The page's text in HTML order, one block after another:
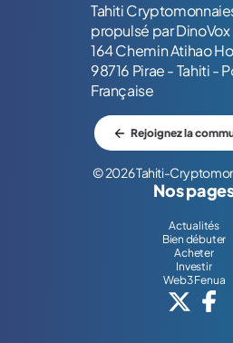
Tahiti
propulsé par DinoVox
164 Chemin Atihao
98716 Pirae - Tahiti -
Française
Rejoignez la
© 2026 Tahiti-
Nos
Actualités
Bien débuter
Acheter
Investir
Web3 Fenua